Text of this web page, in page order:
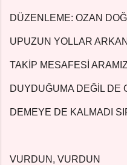
DÜZENLEME: OZAN
UPUZUN YOLLAR
TAKİP MESAFESİ
DUYDUĞUMA DEĞİL DE
DEMEYE DE KALMADI
VURDUN, VURDUN